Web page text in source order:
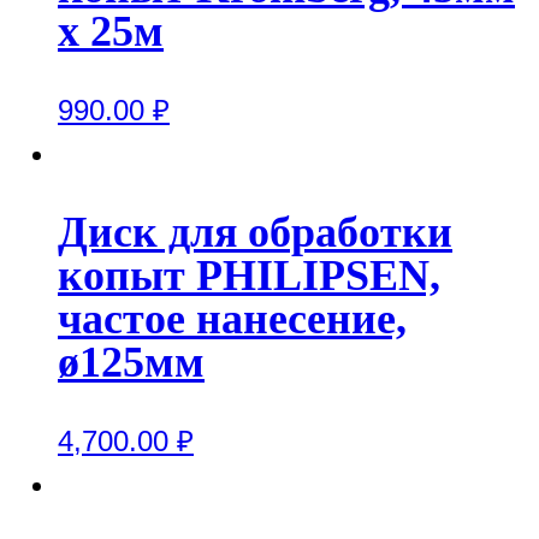
x 25м
990.00 ₽
Диск для обработки
копыт PHILIPSEN,
частое нанесение,
ø125мм
4,700.00 ₽